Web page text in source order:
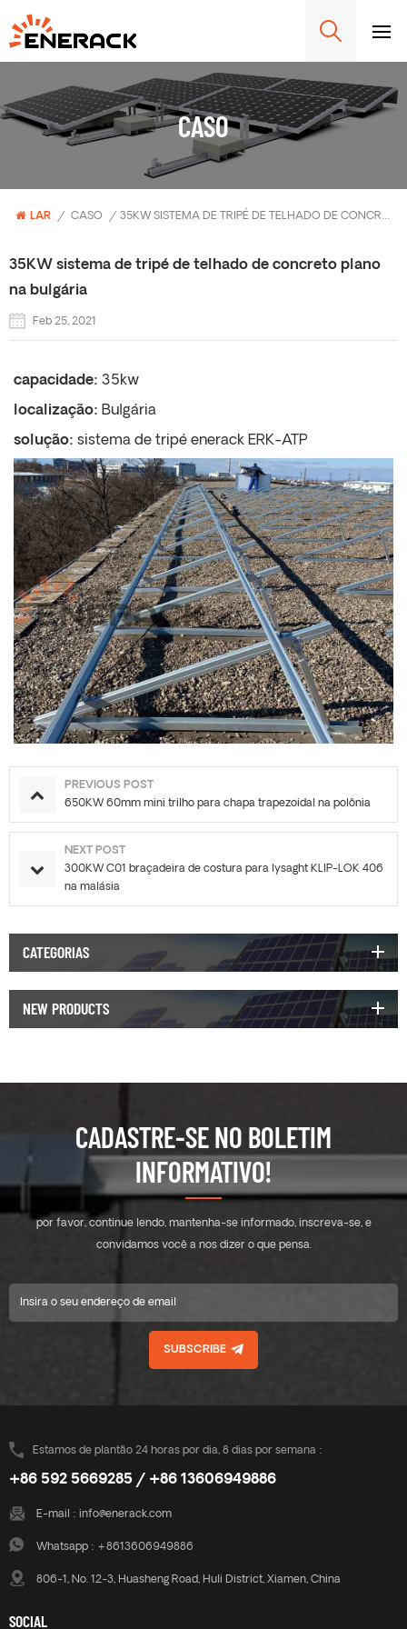
CASO
LAR / CASO / 35KW SISTEMA DE TRIPÉ DE TELHADO DE CONCRETO PLANO NA BULGÁRIA
35KW sistema de tripé de telhado de concreto plano
na bulgária
Feb 25, 2021
capacidade: 35kw
localização: Bulgária
solução: sistema de tripé enerack ERK-ATP
PREVIOUS POST
650KW 60mm mini trilho para chapa trapezoidal na polônia
NEXT POST
300KW C01 braçadeira de costura para lysaght KLIP-LOK 406
na malásia
CATEGORIAS
NEW PRODUCTS
CADASTRE-SE NO BOLETIM
INFORMATIVO!
por favor, continue lendo, mantenha-se informado, inscreva-se, e
convidamos você a nos dizer o que pensa.
SUBSCRIBE
Estamos de plantão 24 horas por dia, 8 dias por semana :
+86 592 5669285 / +86 13606949886
E-mail : info@enerack.com
Whatsapp : +8613606949886
806-1, No. 12-3, Huasheng Road, Huli District, Xiamen, China
SOCIAL